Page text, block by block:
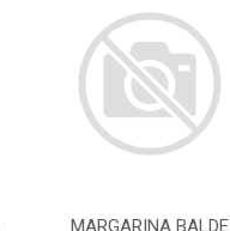
MARGARINA BALDE